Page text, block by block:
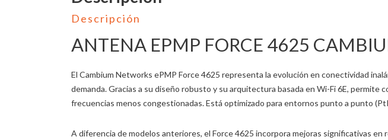
Descripción
ANTENA EPMP FORCE 4625
El Cambium Networks ePMP Force 4625 representa la evolución en conectividad
demanda. Gracias a su diseño robusto y su arquitectura basada en Wi-Fi 6E,
frecuencias menos congestionadas. Está optimizado para entornos punto a punto
A diferencia de modelos anteriores, el Force 4625 incorpora mejoras significativas